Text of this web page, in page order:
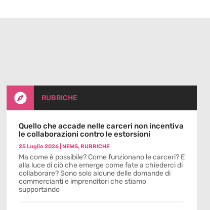
 RUBRICHE
Quello che accade nelle carceri non incentiva
le collaborazioni contro le estorsioni
25 Luglio 2026| NEWS, RUBRICHE
Ma come è possibile? Come funzionano le carceri? E
alla luce di ciò che emerge come fate a chiederci di
collaborare? Sono solo alcune delle domande di
commercianti e imprenditori che stiamo
supportando